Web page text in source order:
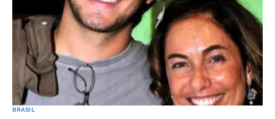
BRASIL